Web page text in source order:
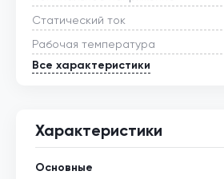
Статический ток
Рабочая температура
Все характеристики
Характеристики
Основные